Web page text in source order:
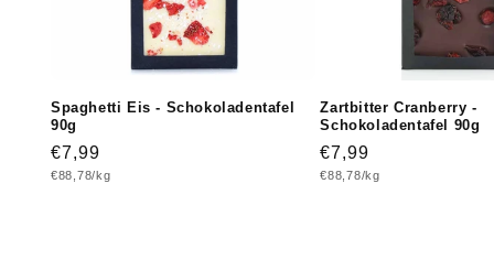
Spaghetti Eis - Schokoladentafel
90g
Normaler
Preis
€7,99
Grundpreis
€88,78/kg
Zartbitter Cranberry -
Schokoladentafel 90g
Normaler
Preis
€7,99
Grundpreis
€88,78/kg